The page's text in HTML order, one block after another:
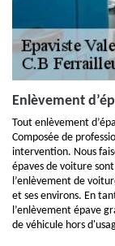
Enlèvement
Tout enlèvement
Composée de
intervention. Nous
épaves de voiture
l’enlèvement de
et ses environs. En
l’enlèvement épave
de véhicule hors